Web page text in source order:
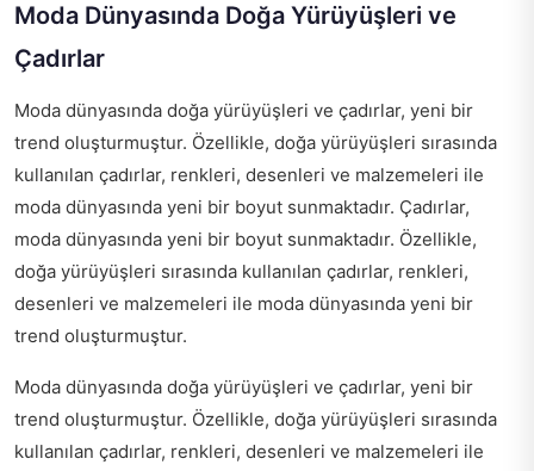
Moda Dünyasında Doğa Yürüyüşleri ve
Çadırlar
Moda dünyasında doğa yürüyüşleri ve çadırlar, yeni bir
trend oluşturmuştur. Özellikle, doğa yürüyüşleri sırasında
kullanılan çadırlar, renkleri, desenleri ve malzemeleri ile
moda dünyasında yeni bir boyut sunmaktadır. Çadırlar,
moda dünyasında yeni bir boyut sunmaktadır. Özellikle,
doğa yürüyüşleri sırasında kullanılan çadırlar, renkleri,
desenleri ve malzemeleri ile moda dünyasında yeni bir
trend oluşturmuştur.
Moda dünyasında doğa yürüyüşleri ve çadırlar, yeni bir
trend oluşturmuştur. Özellikle, doğa yürüyüşleri sırasında
kullanılan çadırlar, renkleri, desenleri ve malzemeleri ile